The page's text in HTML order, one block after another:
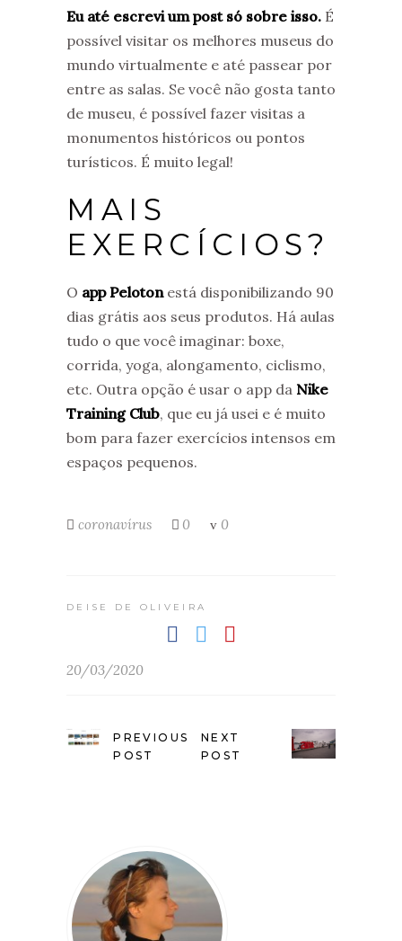
Eu até escrevi um post só sobre isso. É
possível visitar os melhores museus do
mundo virtualmente e até passear por
entre as salas. Se você não gosta tanto
de museu, é possível fazer visitas a
monumentos históricos ou pontos
turísticos. É muito legal!
MAIS
EXERCÍCIOS?
O app Pelotonestá disponibilizando 90
dias grátis aos seus produtos. Há aulas
tudo o que você imaginar: boxe,
corrida, yoga, alongamento, ciclismo,
etc. Outra opção é usar o app da Nike
Training Club, que eu já usei e é muito
bom para fazer exercícios intensos em
espaços pequenos.
coronavírus 0 0
DEISE DE OLIVEIRA
20/03/2020
PREVIOUS
POST
NEXT
POST